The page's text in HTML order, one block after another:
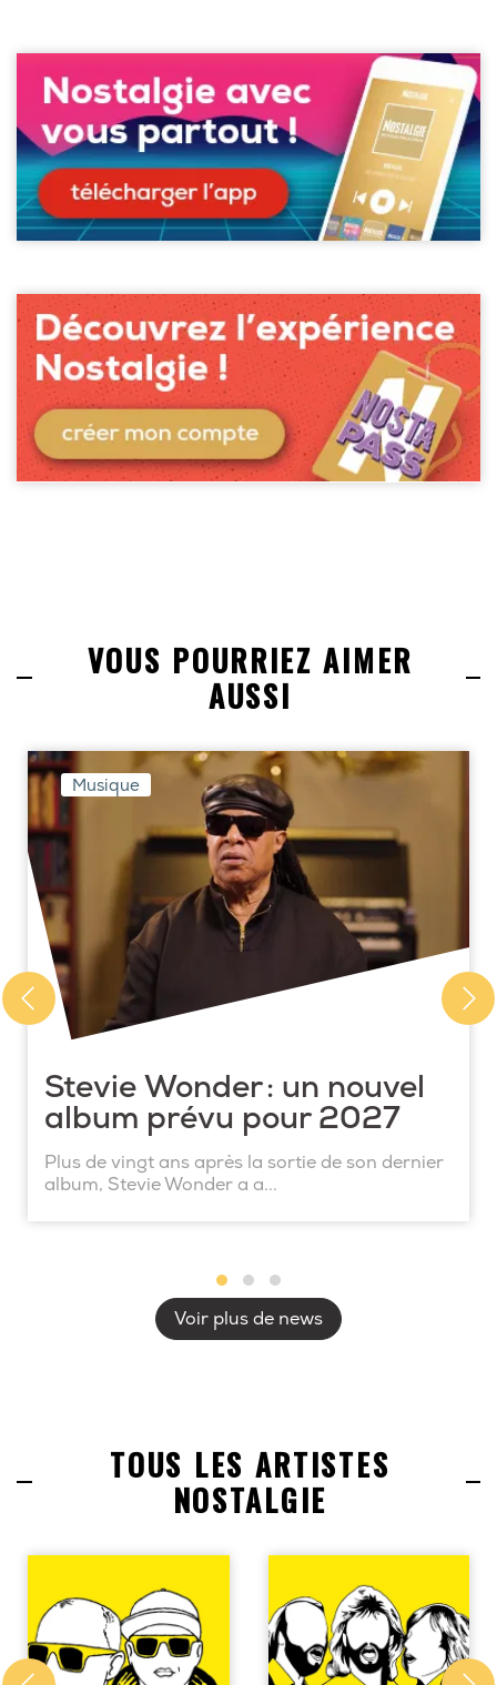
VOUS POURRIEZ AIMER
AUSSI
Musique
Stevie Wonder : un nouvel
album prévu pour 2027
Plus de vingt ans après la sortie de son dernier
album, Stevie Wonder a a...
Voir plus de news
TOUS LES ARTISTES
NOSTALGIE